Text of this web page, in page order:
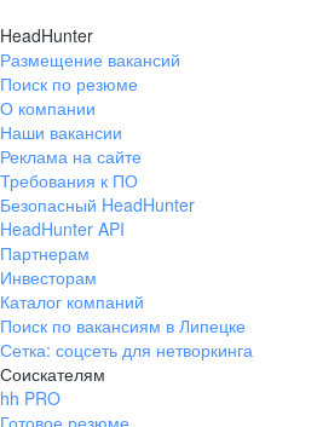
HeadHunter
Размещение вакансий
Поиск по резюме
О компании
Наши вакансии
Реклама на сайте
Требования к ПО
Безопасный HeadHunter
HeadHunter API
Партнерам
Инвесторам
Каталог компаний
Поиск по вакансиям в Липецке
Сетка: соцсеть для нетворкинга
Соискателям
hh PRO